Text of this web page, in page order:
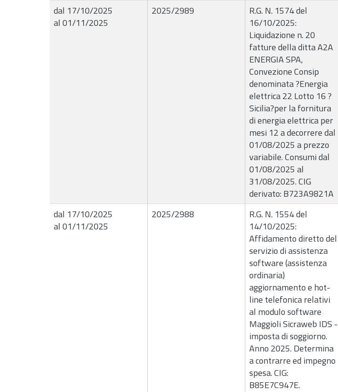
dal 17/10/2025
al 01/11/2025
2025/2989
R.G. N. 1574 del
16/10/2025:
Liquidazione n. 20
fatture della ditta A2A
ENERGIA SPA,
Convezione Consip
denominata ?Energia
elettrica 22 Lotto 16 ?
Sicilia?per la fornitura
di energia elettrica per
mesi 12 a decorrere dal
01/08/2025 a prezzo
variabile. Consumi dal
01/08/2025 al
31/08/2025. CIG
derivato: B723A9821A
dal 17/10/2025
al 01/11/2025
2025/2988
R.G. N. 1554 del
14/10/2025:
Affidamento diretto del
servizio di assistenza
software (assistenza
ordinaria)
aggiornamento e hot-
line telefonica relativi
al modulo software
Maggioli Sicraweb IDS -
imposta di soggiorno.
Anno 2025. Determina
a contrarre ed impegno
spesa. CIG:
B85E7C947E.